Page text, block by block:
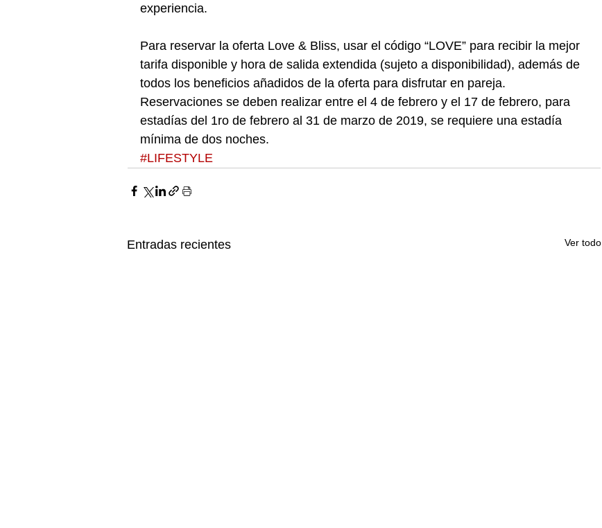
experiencia.
Para reservar la oferta Love & Bliss, usar el código “LOVE” para recibir la mejor
tarifa disponible y hora de salida extendida (sujeto a disponibilidad), además de
todos los beneficios añadidos de la oferta para disfrutar en pareja.
Reservaciones se deben realizar entre el 4 de febrero y el 17 de febrero, para
estadías del 1ro de febrero al 31 de marzo de 2019, se requiere una estadía
mínima de dos noches.
#LIFESTYLE
Entradas recientes Ver todo